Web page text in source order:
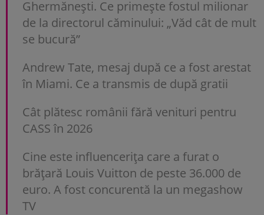
Ghermănești. Ce primește fostul milionar
de la directorul căminului: „Văd cât de mult
se bucură”
Andrew Tate, mesaj după ce a fost arestat
în Miami. Ce a transmis de după gratii
Cât plătesc românii fără venituri pentru
CASS în 2026
Cine este influencerița care a furat o
brățară Louis Vuitton de peste 36.000 de
euro. A fost concurentă la un megashow
TV